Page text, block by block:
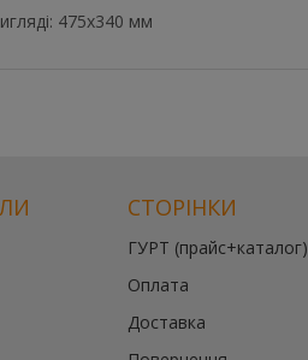
475x340 мм
СТОРІНКИ
ГУРТ (прайс+каталог)
Оплата
Доставка